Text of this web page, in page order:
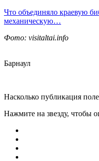
Что объединяло краевую
механическую…
Фото: visitaltai.info
Барнаул
Насколько публикация
Нажмите на звезду, чтобы